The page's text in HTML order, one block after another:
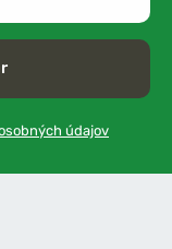
údajov